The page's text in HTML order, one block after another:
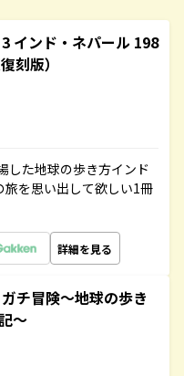
インド・ネパール 198
刻版）
した地球の歩き方インド
を思い出して欲しい1冊
詳細を見る
チ冒険～地球の歩き
～